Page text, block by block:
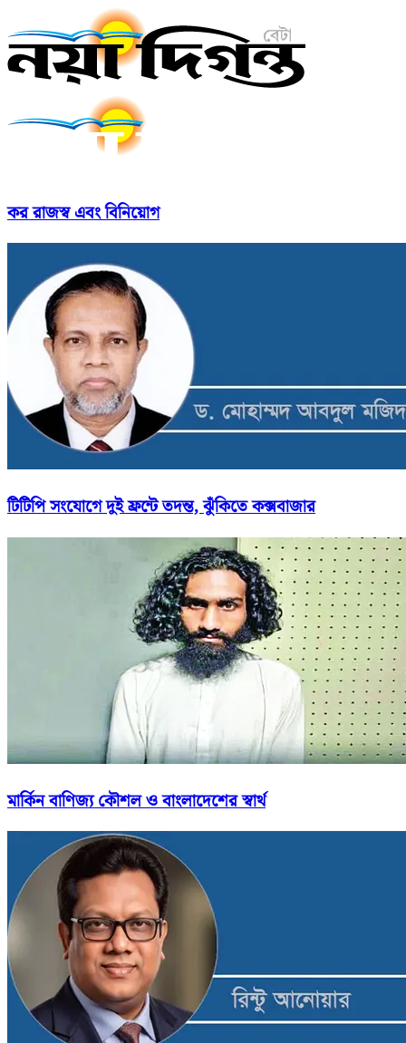
কর রাজস্ব এবং বিনিয়োগ
টিটিপি সংযোগে দুই ফ্রন্টে তদন্ত, ঝুঁকিতে কক্সবাজার
মার্কিন বাণিজ্য কৌশল ও বাংলাদেশের স্বার্থ